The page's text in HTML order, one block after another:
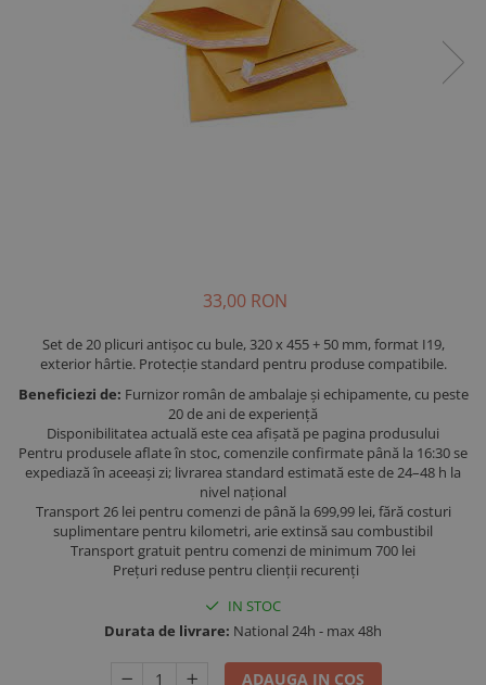
33,00 RON
Set de 20 plicuri antișoc cu bule, 320 x 455 + 50 mm, format I19,
exterior hârtie. Protecție standard pentru produse compatibile.
Beneficiezi de: Furnizor român de ambalaje și echipamente, cu peste
20 de ani de experiență
Disponibilitatea actuală este cea afișată pe pagina produsului
Pentru produsele aflate în stoc, comenzile confirmate până la 16:30 se
expediază în aceeași zi; livrarea standard estimată este de 24–48 h la
nivel național
Transport 26 lei pentru comenzi de până la 699,99 lei, fără costuri
suplimentare pentru kilometri, arie extinsă sau combustibil
Transport gratuit pentru comenzi de minimum 700 lei
Prețuri reduse pentru clienții recurenți
IN STOC
Durata de livrare: National 24h - max 48h
ADAUGA IN COS